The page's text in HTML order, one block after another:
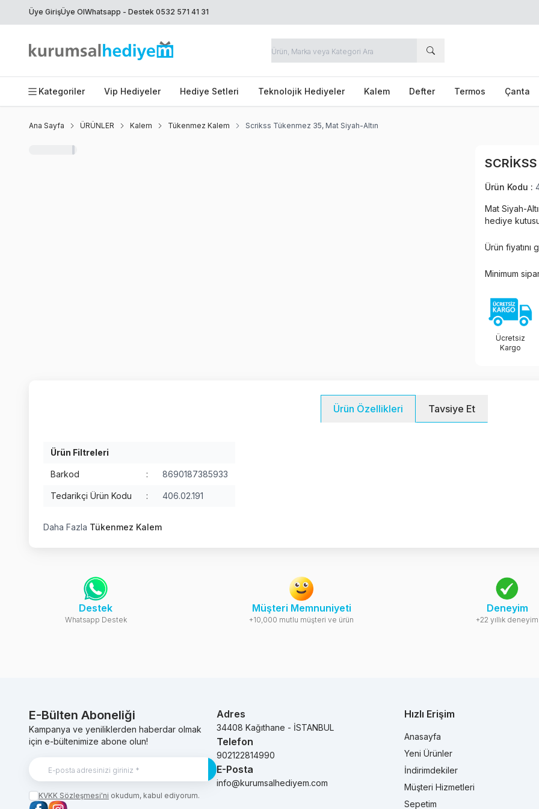
Üye GirişÜye OlWhatsapp - Destek 0532 571 41 31
Kategoriler Vip Hediyeler Hediye Setleri Teknolojik Hediyeler Kalem Defter Termos Çanta
Ana Sayfa ÜRÜNLER Kalem Tükenmez Kalem Scrikss Tükenmez 35, Mat Siyah-Altın
Ürün Kodu :
Mat Siyah-
hediye
Ürün fiyatını
Minimum
Ücretsiz
Kargo
Ürün Özellikleri Tavsiye Et
Ürün Filtreleri
Barkod : 8690187385933
Tedarikçi Ürün Kodu : 406.02.191
Daha Fazla Tükenmez Kalem
Destek
Whatsapp Destek
Müşteri Memnuniyeti
+10,000 mutlu müşteri ve ürün
Deneyim
+22 yıllık deneyim
E-Bülten Aboneliği
Kampanya ve yeniliklerden haberdar olmak
için e-bültenimize abone olun!
Kayıt Ol
KVKK Sözleşmesi'ni okudum, kabul ediyorum.
Adres
34408 Kağıthane - İSTANBUL
Telefon
902122814990
E-Posta
info@kurumsalhediyem.com
Hızlı Erişim
Anasayfa
Yeni Ürünler
İndirimdekiler
Müşteri Hizmetleri
Sepetim